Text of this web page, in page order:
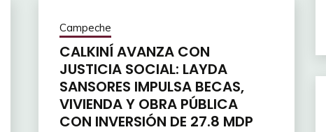
Campeche
CALKINÍ AVANZA CON
JUSTICIA SOCIAL: LAYDA
SANSORES IMPULSA BECAS,
VIVIENDA Y OBRA PÚBLICA
CON INVERSIÓN DE 27.8 MDP